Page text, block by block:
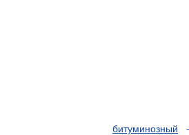
битуминозный